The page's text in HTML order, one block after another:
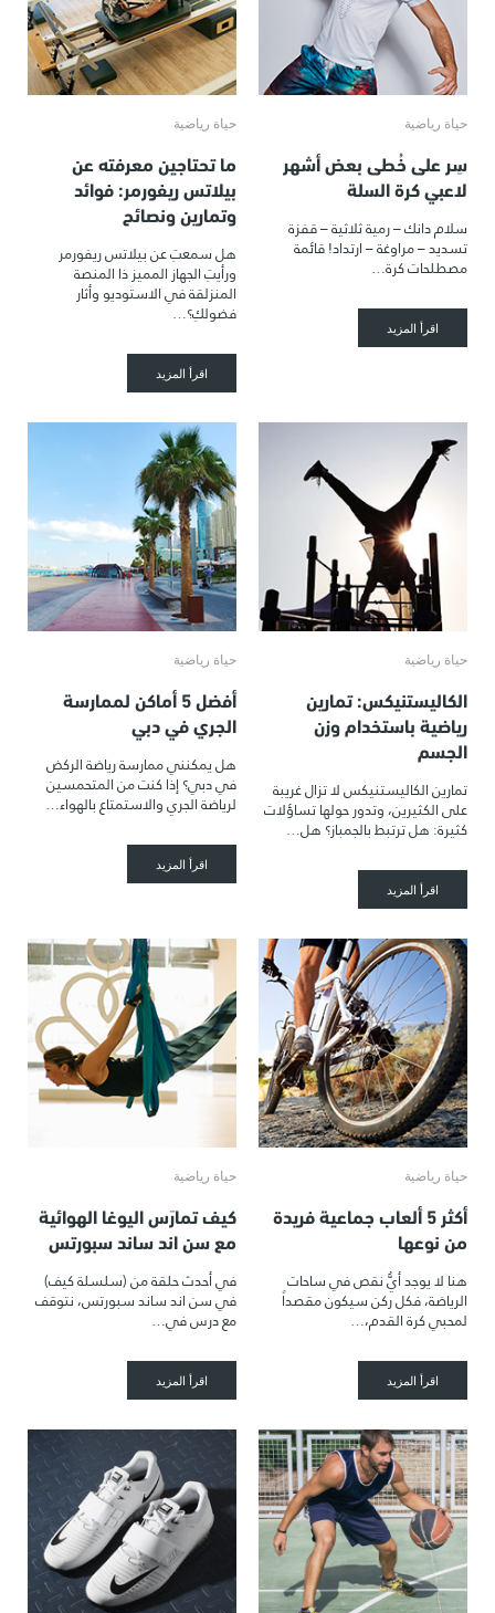
حياة رياضية
سِر على خُطى بعض أشهر
لاعبي كرة السلة
سلام دانك – رمية ثلاثية – قفزة
تسديد – مراوغة – ارتداد! قائمة
مصطلحات كرة…
اقرأ المزيد
حياة رياضية
ما تحتاجين معرفته عن
بيلاتس ريفورمر: فوائد
وتمارين ونصائح
هل سمعتِ عن بيلاتس ريفورمر
ورأيتِ الجهاز المميز ذا المنصة
المنزلقة في الاستوديو وأثار
فضولكِ؟…
اقرأ المزيد
حياة رياضية
الكاليستنيكس: تمارين
رياضية باستخدام وزن
الجسم
تمارين الكاليستنيكس لا تزال غريبة
على الكثيرين، وتدور حولها تساؤلات
كثيرة: هل ترتبط بالجمباز؟ هل…
اقرأ المزيد
حياة رياضية
أفضل 5 أماكن لممارسة
الجري في دبي
هل يمكنني ممارسة رياضة الركض
في دبي؟ إذا كنت من المتحمسين
لرياضة الجري والاستمتاع بالهواء…
اقرأ المزيد
حياة رياضية
أكثر 5 ألعاب جماعية فريدة
من نوعها
هنا لا يوجد أيُّ نقص في ساحات
الرياضة، فكل ركن سيكون مقصداً
لمحبي كرة القدم،…
اقرأ المزيد
حياة رياضية
كيف تمارَس اليوغا الهوائية
مع سن اند ساند سبورتس
في أحدث حلقة من (سلسلة كيف)
في سن اند ساند سبورتس، نتوقف
مع درس في…
اقرأ المزيد